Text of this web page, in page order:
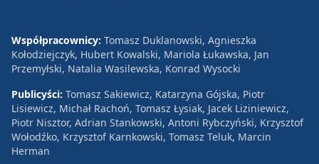
Współpracownicy: Tomasz Duklanowski, Agnieszka
Kołodziejczyk, Hubert Kowalski, Mariola Łukawska, Jan
Przemyłski, Natalia Wasilewska, Konrad Wysocki
Publicyści: Tomasz Sakiewicz, Katarzyna Gójska, Piotr
Lisiewicz, Michał Rachoń, Tomasz Łysiak, Jacek Liziniewicz,
Piotr Nisztor, Adrian Stankowski, Antoni Rybczyński, Krzysztof
Wołodźko, Krzysztof Karnkowski, Tomasz Teluk, Marcin
Herman